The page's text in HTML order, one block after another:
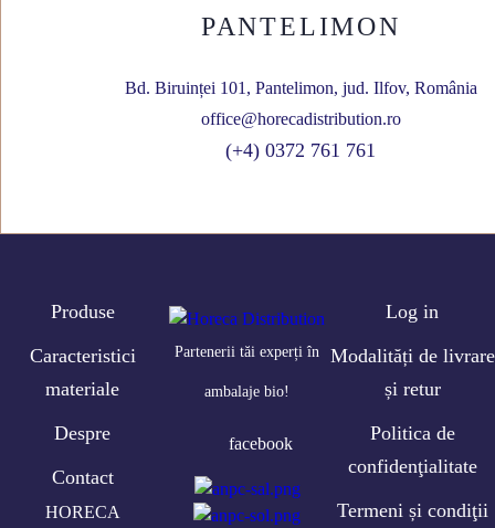
PANTELIMON
Bd. Biruinței 101, Pantelimon, jud. Ilfov, România
office@horecadistribution.ro
(+4) 0372 761 761
Produse
Caracteristici
materiale
Despre
Contact
HORECA
Partenerii tăi experți în
ambalaje bio!
facebook
Log in
Modalități de livrare
și retur
Politica de
confidenţialitate
Termeni și condiţii